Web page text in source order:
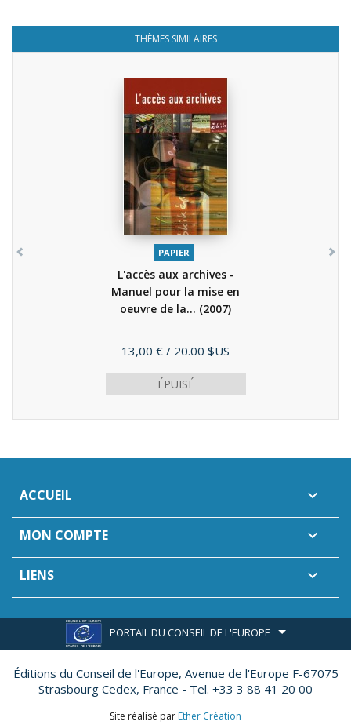
THÈMES SIMILAIRES
PAPIER
L'accès aux archives -
Manuel pour la mise en
oeuvre de la... (2007)
Prix
13,00 € / 20.00 $US
ÉPUISÉ
ACCUEIL 
MON COMPTE 
LIENS 
PORTAIL DU CONSEIL DE L'EUROPE
Éditions du Conseil de l'Europe, Avenue de l'Europe F-67075
Strasbourg Cedex, France - Tel. +33 3 88 41 20 00
Site réalisé par Ether Création